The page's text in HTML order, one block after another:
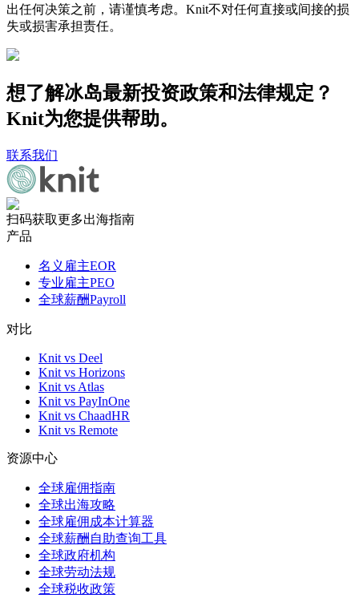
出任何决策之前，请谨慎考虑。Knit不对任何直接或间接的损
失或损害承担责任。
想了解冰岛最新投资政策和法律规定？
Knit为您提供帮助。
联系我们
扫码获取更多出海指南
产品
名义雇主EOR
专业雇主PEO
全球薪酬Payroll
对比
Knit vs Deel
Knit vs Horizons
Knit vs Atlas
Knit vs PayInOne
Knit vs ChaadHR
Knit vs Remote
资源中心
全球雇佣指南
全球出海攻略
全球雇佣成本计算器
全球薪酬自助查询工具
全球政府机构
全球劳动法规
全球税收政策